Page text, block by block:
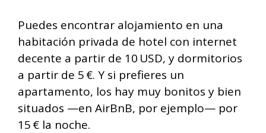
Puedes encontrar alojamiento en una
habitación privada de hotel con internet
decente a partir de 10 USD, y dormitorios
a partir de 5 €. Y si prefieres un
apartamento, los hay muy bonitos y bien
situados —en AirBnB, por ejemplo— por
15 € la noche.